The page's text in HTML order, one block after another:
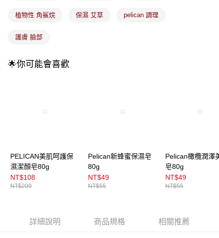
植物性 角鯊烷 保濕 艾草 pelican 調理
護膚 臉部
🌟你可能會喜歡
PELICAN美肌呵護保
濕潔顏皂80g
NT$108
NT$209
Pelican新蜂蜜保濕皂
80g
NT$49
NT$55
Pelican橄欖潤澤
皂80g
NT$49
NT$55
詳細說明 商品規格 相關推薦